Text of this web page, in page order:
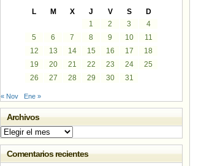
L M X J V S
D
1
2 3
4
5
6 7 8 9 10
11
12
13 14 15 16 17
18
19
20 21 22 23 24
25
26
27 28 29 30 31
« Nov Ene »
Archivos
Archivos
Comentarios recientes